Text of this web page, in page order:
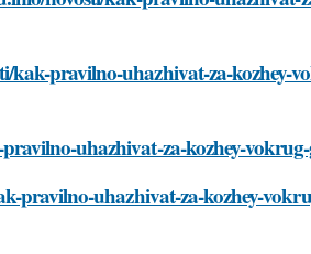
pravilno-uhazhivat-za-kozhey-
uhazhivat-za-kozhey-
pravilno-uhazhivat-za-kozhey-